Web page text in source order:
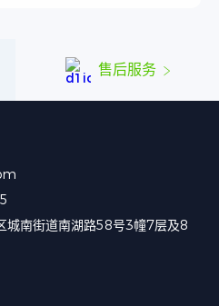
售后服务
城南街道南湖路58号3幢7层及8